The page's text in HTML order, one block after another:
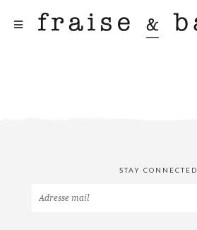
STAY CONNECTED